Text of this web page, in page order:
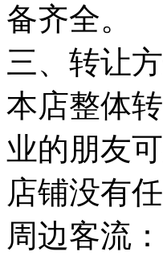
备齐全。
三、转让方
本店整体
业的朋友
店铺没有
周边客流：